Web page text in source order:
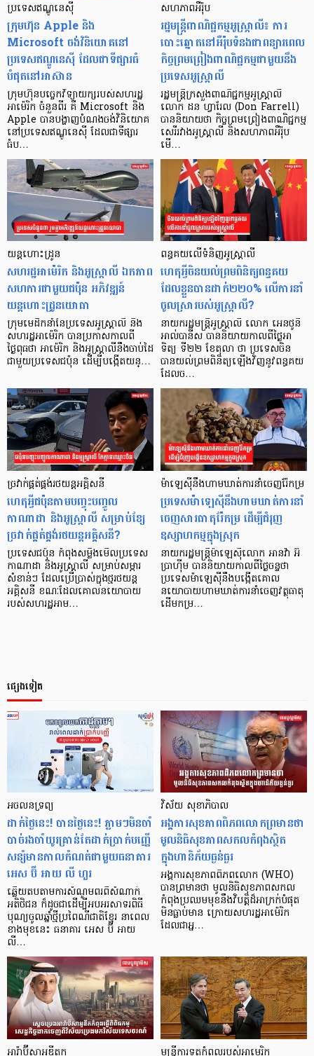
ប្រទេសឥណ្ឌូនេស៊ី
ក្រុមហ៊ុន Apple និង
Microsoft ចង់វិនិយោគនៅ
ប្រទេសឥណ្ឌូនេស៊ី ដែលជាទីផ្សារធំ
បំផុតនៅអាស៊ាន
ក្រុមហ៊ុនបច្ចេកវិទ្យាយក្សរបស់សហរដ្ឋ
អាម៉េរិក ចំនួនពីរ គឺ Microsoft និង
Apple បានបង្ហាញបំណងចង់វិនិយោគ
នៅប្រទេសឥណ្ឌូនេស៊ី ដែលជាទីផ្សារ
ធំប…
សហភាពអឺរ៉ុប
រដ្ឋមន្ត្រីពាណិជ្ជកម្មអូស្ត្រាលី៖ ការ
បោះឆ្នោតនៅអឺរ៉ុបទំនងជាពន្យារពេល
កិច្ចព្រមព្រៀងពាណិជ្ជកម្មជាមួយនឹង
ប្រទេសអូស្ត្រាលី
រដ្ឋមន្ត្រីក្រសួងពាណិជ្ជកម្មអូស្ត្រាលី
លោក ដន ហ្វារែល (Don Farrell)
បាននិយាយថា កិច្ចព្រមព្រៀងពាណិជ្ជកម្ម
សេរីរវាងអូស្ត្រាលី និងសហភាពអឺរ៉ុប
មើ…
យន្តហោះដ្រូន
សហរដ្ឋអាម៉េរិក និងអូស្ត្រាលី ឯកភាព
សហការជាមួយជប៉ុន អភិវឌ្ឍន៍
យន្តហោះដ្រូនយោធា
ក្រុមមេដឹកនាំនៃប្រទេសអូស្ត្រាលី និង
សហរដ្ឋអាម៉េរិក បានប្រកាសកាលពី
ថ្ងៃពុធថា អាម៉េរិក និងអូស្ត្រាលីនឹងចាប់ដៃ
ជាមួយប្រទេសជប៉ុន ដើម្បីបង្កើតយន្…
ពន្ធគយលើទំនិញអូស្ត្រាលី
ហេតុអ្វីចិនយល់ព្រមពិនិត្យពន្ធគយ
ដែលខ្លួនបានដាក់២២០% លើការនាំ
ចូលស្រារបស់អូស្ត្រាលី?
នាយករដ្ឋមន្ត្រីអូស្ត្រាលី លោក អេនថូនី
អាល់បានីស បាននិយាយកាលពីថ្ងៃអា
ទិត្យ ទី២២ ខែតុលា ថា ប្រទេសចិន
បានយល់ព្រមពិនិត្យឡើងវិញនូវពន្ធគយ
ដែលច…
ច្រវាក់ផ្គត់ផ្គង់រថយន្តអគ្គិសនី
ហេតុអ្វីជប៉ុនតាមបញ្ចុះបញ្ចូល
កាណាដា និងអូស្ត្រាលី សម្រាប់ខ្សែ
ច្រវាក់ផ្គត់ផ្គង់រថយន្តអគ្គិសនី?
ប្រទេសជប៉ុន កំពុងសម្លឹងមើលប្រទេស
កាណាដា និងអូស្ត្រាលី សម្រាប់សម្ភារ
សំខាន់ៗ ដែលប្រើប្រាស់ក្នុងថ្មរថយន្ត
អគ្គិសនី ខណៈដែលគោលនយោបាយ
របស់សហរដ្ឋអាម…
ម៉ាឡេស៊ីនឹងហាមឃាត់ការនាំចេញរ៉ែកម្រ
ប្រទេសម៉ាឡេស៊ីនឹងហាមឃាត់ការនាំ
ចេញសារធាតុរ៉ែកម្រ ដើម្បីជំរុញ
ឧស្សាហកម្មក្នុងស្រុក
នាយករដ្ឋមន្ត្រីម៉ាឡេស៊ីលោក អានវ៉ា អ៊ី
ប្រាហ៊ីម បាននិយាយកាលពីថ្ងៃចន្ទថា
ប្រទេសម៉ាឡេស៊ីនឹងបង្កើតគោល
នយោបាយហាមឃាត់ការនាំចេញវត្ថុធាតុ
ដើមកម្រ…
ផ្សេងទៀត
អចលនទ្រព្យ
ដាក់ថ្ងៃនេះ! បានថ្ងៃនេះ! ភ្លាមៗមិនចាំ
បាច់រងចាំយូរគ្រាន់តែដាក់ប្រាក់បញ្ញើ
សន្សំមានកាលកំណត់ជាមួយធនាគារ
អេស ប៊ី អាយ លី ហួរ
ឆ្លើយតបតាមការសំណូមពរពីសំណាក់
អតិថិជន ក៏ដូចជាដើម្បីអបអរសាទរពិធី
បុណ្យចូលឆ្នាំថ្មីប្រពៃណីជាតិខ្មែរ នាពេល
ខាងមុខនេះ ធនាគារ អេស ប៊ី អាយ
លី…
វិស័យ សុខាភិបាល
អង្គការសុខភាពពិភពលោកព្រមានថា
មូលនិធិសុខភាពសកលកំពុងស្ថិត
ក្នុងហានិភ័យធ្ងន់ធ្ងរ
អង្គការសុខភាពពិភពលោក (WHO)
បានព្រមានថា មូលនិធិសុខភាពសកល
កំពុងប្រឈមមុខនឹងវិបត្តិដ៏អាក្រក់បំផុត
មិនធ្លាប់មាន ក្រោយសហរដ្ឋអាម៉េរិក
ដែលជាអ្ន…
អារ៉ាប៊ីសាអូឌីតក មន្ត្រីការទូតកំពូលរបស់អាមេរិក